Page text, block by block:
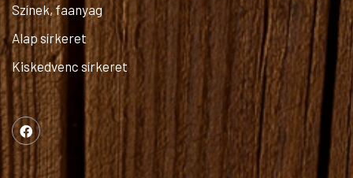
Színek, faanyag
Alap sírkeret
Kiskedvenc sírkeret